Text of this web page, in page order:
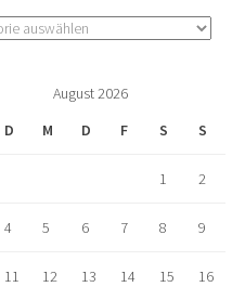
August 2026
D M D F S S
1 2
4 5 6 7 8 9
11 12 13 14 15 16